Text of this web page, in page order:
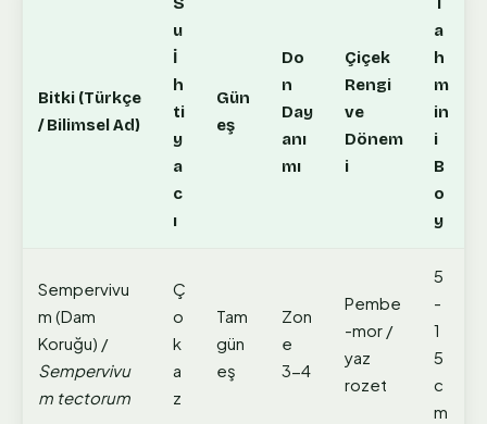
Bitki (Türkçe
/ Bilimsel Ad)
u
İ
h
ti
y
a
c
ı
Gün
eş
Do
n
Day
anı
mı
Çiçek
Rengi
ve
Dönem
i
a
h
m
in
i
B
o
y
Sempervivu
m (Dam
Koruğu) /
Sempervivu
m tectorum
Ç
o
k
a
z
Tam
gün
eş
Zon
e
3-4
Pembe
-mor /
yaz
rozet
5
-
1
5
c
m